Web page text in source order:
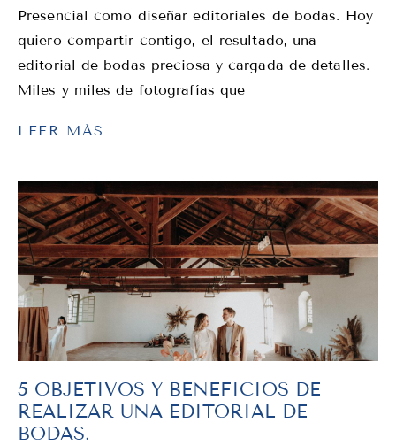
Presencial como diseñar editoriales de bodas. Hoy
quiero compartir contigo, el resultado, una
editorial de bodas preciosa y cargada de detalles.
Miles y miles de fotografías que
LEER MÁS
5 OBJETIVOS Y BENEFICIOS DE
REALIZAR UNA EDITORIAL DE
BODAS.